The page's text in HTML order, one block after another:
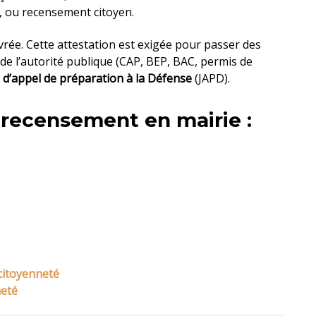
ou recensement citoyen.
Cette attestation est exigée pour passer des
l’autorité publique (CAP, BEP, BAC, permis de
de préparation à la Défense(JAPD).
en mairie :